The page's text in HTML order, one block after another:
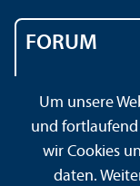
FORUM
Universität
Um unsere
und
wir Cookies
daten.